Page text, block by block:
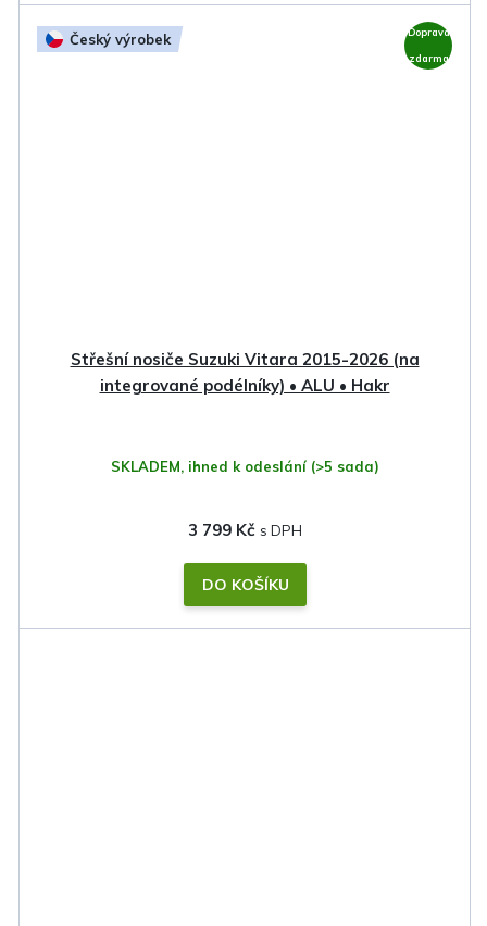
Český výrobek Doprava
zdarma
Střešní nosiče Suzuki Vitara 2015-2026 (na
integrované podélníky) • ALU • Hakr
SKLADEM, ihned k odeslání (>5 sada)
3 799 Kč
DO KOŠÍKU